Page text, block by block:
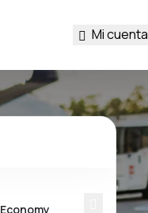
Mi cuenta